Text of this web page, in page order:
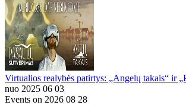
Virtualios realybės patirtys: „Angelų takais“ ir
nuo 2025 06 03
Events on 2026 08 28